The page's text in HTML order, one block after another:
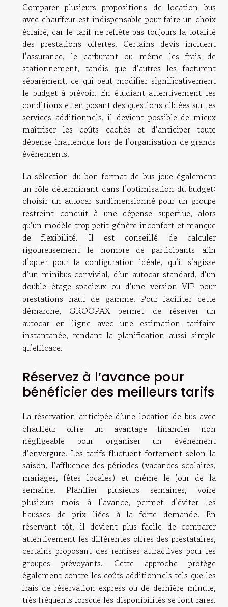
Comparer plusieurs propositions de location bus
avec chauffeur est indispensable pour faire un choix
éclairé, car le tarif ne reflète pas toujours la totalité
des prestations offertes. Certains devis incluent
l’assurance, le carburant ou même les frais de
stationnement, tandis que d’autres les facturent
séparément, ce qui peut modifier significativement
le budget à prévoir. En étudiant attentivement les
conditions et en posant des questions ciblées sur les
services additionnels, il devient possible de mieux
maîtriser les coûts cachés et d’anticiper toute
dépense inattendue lors de l’organisation de grands
événements.
La sélection du bon format de bus joue également
un rôle déterminant dans l’optimisation du budget:
choisir un autocar surdimensionné pour un groupe
restreint conduit à une dépense superflue, alors
qu’un modèle trop petit génère inconfort et manque
de flexibilité. Il est conseillé de calculer
rigoureusement le nombre de participants afin
d’opter pour la configuration idéale, qu’il s’agisse
d’un minibus convivial, d’un autocar standard, d’un
double étage spacieux ou d’une version VIP pour
prestations haut de gamme. Pour faciliter cette
démarche, GROOPAX permet de réserver un
autocar en ligne avec une estimation tarifaire
instantanée, rendant la planification aussi simple
qu’efficace.
Réservez à l’avance pour
bénéficier des meilleurs tarifs
La réservation anticipée d’une location de bus avec
chauffeur offre un avantage financier non
négligeable pour organiser un événement
d’envergure. Les tarifs fluctuent fortement selon la
saison, l’affluence des périodes (vacances scolaires,
mariages, fêtes locales) et même le jour de la
semaine. Planifier plusieurs semaines, voire
plusieurs mois à l’avance, permet d’éviter les
hausses de prix liées à la forte demande. En
réservant tôt, il devient plus facile de comparer
attentivement les différentes offres des prestataires,
certains proposant des remises attractives pour les
groupes prévoyants. Cette approche protège
également contre les coûts additionnels tels que les
frais de réservation express ou de dernière minute,
très fréquents lorsque les disponibilités se font rares.